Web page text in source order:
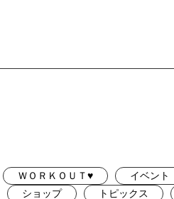
ＷＯＲＫＯＵＴ♥ イベント
ショップ
トピックス